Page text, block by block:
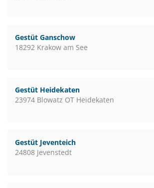
Gestüt Ganschow
18292 Krakow am See
Gestüt Heidekaten
23974 Blowatz OT Heidekaten
Gestüt Jeventeich
24808 Jevenstedt